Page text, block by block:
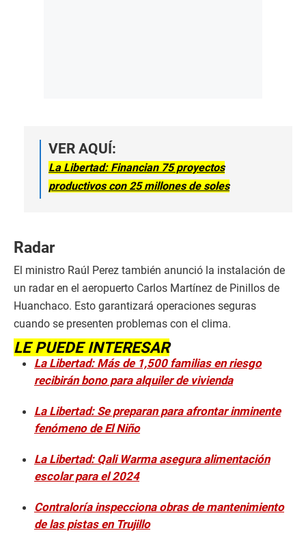
VER AQUÍ:
La Libertad: Financian 75 proyectos
productivos con 25 millones de soles
Radar
El ministro Raúl Perez también anunció la instalación de
un radar en el aeropuerto Carlos Martínez de Pinillos de
Huanchaco. Esto garantizará operaciones seguras
cuando se presenten problemas con el clima.
LE PUEDE INTERESAR
La Libertad: Más de 1,500 familias en riesgo
recibirán bono para alquiler de vivienda
La Libertad: Se preparan para afrontar inminente
fenómeno de El Niño
La Libertad: Qali Warma asegura alimentación
escolar para el 2024
Contraloría inspecciona obras de mantenimiento
de las pistas en Trujillo